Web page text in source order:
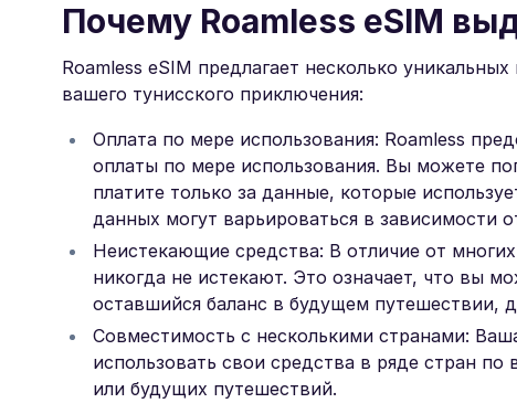
Почему Roamless eSIM
Roamless eSIM предлагает несколько
вашего тунисского приключения:
Оплата по мере использования: Roamless
оплаты по мере использования. Вы можете
платите только за данные, которые
данных могут варьироваться в зависимости
Неистекающие средства: В отличие от
никогда не истекают. Это означает, что вы
оставшийся баланс в будущем путешествии,
Совместимость с несколькими странами:
использовать свои средства в ряде стран
или будущих путешествий.